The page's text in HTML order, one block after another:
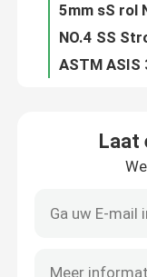
Gevallen
ss naadloze buis
5mm sS rol
Laat